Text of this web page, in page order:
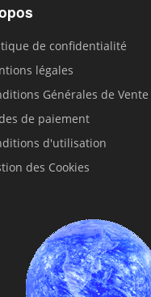
de confidentialité
légales
Générales de Vente
de paiement
d'utilisation
des Cookies